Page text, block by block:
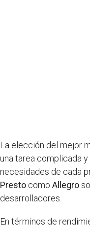
La elección del mejor
una tarea complicada
necesidades de cada
Presto como Allegro
desarrolladores.
En términos de